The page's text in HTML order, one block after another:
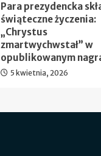
Para prezydencka
świąteczne życzenia:
„Chrystus
zmartwychwstał” w
opublikowanym
5 kwietnia, 2026